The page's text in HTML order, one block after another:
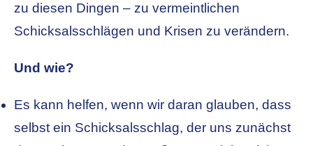
zu diesen Dingen – zu vermeintlichen
Schicksalsschlägen und Krisen zu verändern.
Und wie?
Es kann helfen, wenn wir daran glauben, dass
selbst ein Schicksalsschlag, der uns zunächst